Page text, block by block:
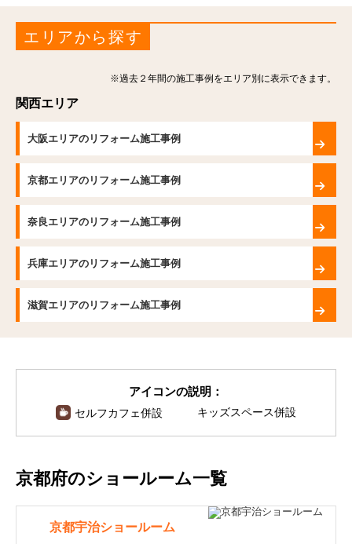
エリアから探す
※過去２年間の施工事例をエリア別に表示できます。
関西エリア
大阪エリアのリフォーム施工事例
京都エリアのリフォーム施工事例
奈良エリアのリフォーム施工事例
兵庫エリアのリフォーム施工事例
滋賀エリアのリフォーム施工事例
アイコンの説明：
セルフカフェ併設 キッズスペース併設
京都府のショールーム一覧
京都宇治ショールーム